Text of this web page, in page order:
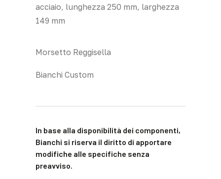
acciaio, lunghezza 250 mm, larghezza
149 mm
Morsetto Reggisella
Bianchi Custom
In base alla disponibilità dei componenti,
Bianchi si riserva il diritto di apportare
modifiche alle specifiche senza
preavviso.